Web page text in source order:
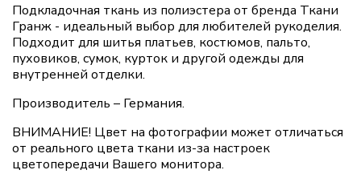
Подкладочная ткань из полиэстера от бренда Ткани
Гранж - идеальный выбор для любителей рукоделия.
Подходит для шитья платьев, костюмов, пальто,
пуховиков, сумок, курток и другой одежды для
внутренней отделки.
Производитель – Германия.
ВНИМАНИЕ! Цвет на фотографии может отличаться
от реального цвета ткани из-за настроек
цветопередачи Вашего монитора.